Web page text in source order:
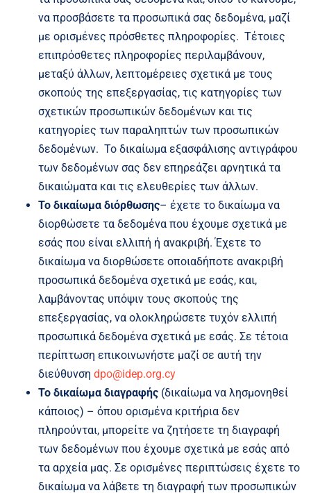
να προσβάσετε τα προσωπικά σας δεδομένα, μαζί
με ορισμένες πρόσθετες πληροφορίες. Τέτοιες
επιπρόσθετες πληροφορίες περιλαμβάνουν,
μεταξύ άλλων, λεπτομέρειες σχετικά με τους
σκοπούς της επεξεργασίας, τις κατηγορίες των
σχετικών προσωπικών δεδομένων και τις
κατηγορίες των παραληπτών των προσωπικών
δεδομένων. Το δικαίωμα εξασφάλισης αντιγράφου
των δεδομένων σας δεν επηρεάζει αρνητικά τα
δικαιώματα και τις ελευθερίες των άλλων.
Το δικαίωμα διόρθωσης– έχετε το δικαίωμα να
διορθώσετε τα δεδομένα που έχουμε σχετικά με
εσάς που είναι ελλιπή ή ανακριβή. Έχετε το
δικαίωμα να διορθώσετε οποιαδήποτε ανακριβή
προσωπικά δεδομένα σχετικά με εσάς, και,
λαμβάνοντας υπόψιν τους σκοπούς της
επεξεργασίας, να ολοκληρώσετε τυχόν ελλιπή
προσωπικά δεδομένα σχετικά με εσάς. Σε τέτοια
περίπτωση επικοινωνήστε μαζί σε αυτή την
διεύθυνση dpo@idep.org.cy
Το δικαίωμα διαγραφής (δικαίωμα να λησμονηθεί
κάποιος) – όπου ορισμένα κριτήρια δεν
πληρούνται, μπορείτε να ζητήσετε τη διαγραφή
των δεδομένων που έχουμε σχετικά με εσάς από
τα αρχεία μας. Σε ορισμένες περιπτώσεις έχετε το
δικαίωμα να λάβετε τη διαγραφή των προσωπικών